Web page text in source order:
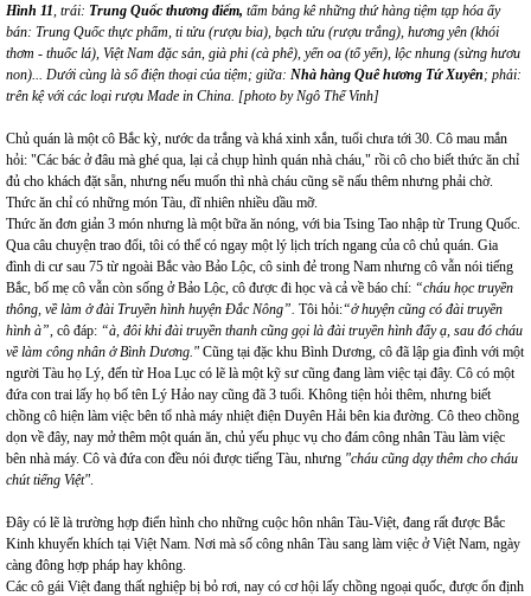
Hình 11 , trái: Trung Quốc thương điếm, tấm bảng kê những thứ hàng tiệm tạp hóa ấy
bán: Trung Quốc thực phẩm, ti tửu (rượu bia), bạch tửu (rượu trắng), hương yên (khói
thơm - thuốc lá), Việt Nam đặc sản, già phi (cà phê), yến oa (tổ yến), lộc nhung (sừng hươu
non)...
Dưới cùng là số điện thoại của tiệm; giữa: Nhà hàng Quê hương Tứ Xuyên ; phải:
trên kệ với các loại rượu Made in China. [photo by Ngô Thế Vinh]
Chủ quán là một cô Bắc kỳ, nước da trắng và khá xinh xắn, tuổi chưa tới 30. Cô mau mắn
hỏi: "Các bác ở đâu mà ghé qua, lại cả chụp hình quán nhà cháu," rồi cô cho biết thức ăn chỉ
đủ cho khách đặt sẵn, nhưng nếu muốn thì nhà cháu cũng sẽ nấu thêm nhưng phải chờ.
Thức ăn chỉ có những món Tàu, dĩ nhiên nhiều dầu mỡ.
Thức ăn đơn giản 3 món nhưng là một bữa ăn nóng, với bia Tsing Tao nhập từ Trung Quốc.
Qua câu chuyện trao đổi, tôi có thể có ngay một lý lịch trích ngang của cô chủ quán. Gia
đình di cư sau 75 từ ngoài Bắc vào Bảo Lộc, cô sinh đẻ trong Nam nhưng cô vẫn nói tiếng
Bắc, bố mẹ cô vẫn còn sống ở Bảo Lộc, cô được đi học và cả về báo chí: “cháu học truyền
thông, về làm ở đài Truyền hình huyện Đắc Nông”. Tôi hỏi:“ở huyện cũng có đài truyền
hình à”, cô đáp: “à, đôi khi đài truyền thanh cũng gọi là đài truyền hình đấy ạ, sau đó cháu
về làm công nhân ở Bình Dương." Cũng tại đặc khu Bình Dương, cô đã lập gia đình với một
người Tàu họ Lý, đến từ Hoa Lục có lẽ là một kỹ sư cũng đang làm việc tại đây. Cô có một
đứa con trai lấy họ bố tên Lý Hảo nay cũng đã 3 tuổi. Không tiện hỏi thêm, nhưng biết
chồng cô hiện làm việc bên tổ nhà máy nhiệt điện Duyên Hải bên kia đường. Cô theo chồng
dọn về đây, nay mở thêm một quán ăn, chủ yếu phục vụ cho đám công nhân Tàu làm việc
bên nhà máy. Cô và đứa con đều nói được tiếng Tàu, nhưng "cháu cũng dạy thêm cho cháu
chút tiếng Việt"
Đây có lẽ là trường hợp điển hình cho những cuộc hôn nhân Tàu-Việt, đang rất được Bắc
Kinh khuyến khích tại Việt Nam. Nơi mà số công nhân Tàu sang làm việc ở Việt Nam, ngày
càng đông hợp pháp hay không.
Các cô gái Việt đang thất nghiệp bị bỏ rơi, nay có cơ hội lấy chồng ngoại quốc, được ổn định